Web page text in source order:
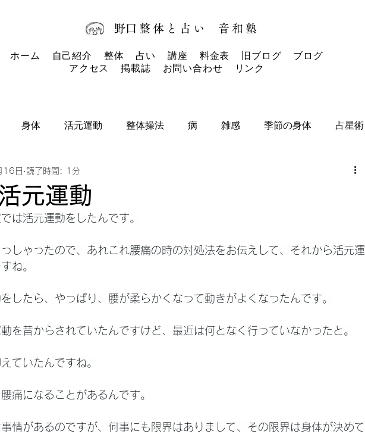
​野口整体と占い 音和塾​
ホーム 自己紹介 整体 占い 講座 料金表 旧ブログ
ブログ
アクセス
掲載誌 お問い合わせ リンク
身体 活元運動 整体操法 病 雑感 季節の身体 占星術
タロットカード
元運動
16日 読了時間: 1分
は活元運動をしたんです。
しゃったので、あれこれ腰痛の時の対処法をお伝えして、それから活元運
ね。
したら、やっぱり、腰が柔らかくなって動きがよくなったんです。
を昔からされていたんですけど、最近は何となく行っていなかったと。
ていたんですね。
痛になることがあるんです。
情があるのですが、何事にも限界はありまして、その限界は身体が決めて